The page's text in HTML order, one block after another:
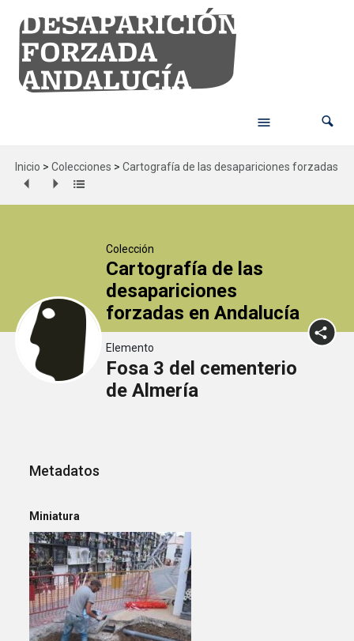
Inicio > Colecciones > Cartografía de las desapariciones forzadas
Colección
Cartografía de las
desapariciones
forzadas en Andalucía
Elemento
Fosa 3 del cementerio
de Almería
Metadatos
Miniatura